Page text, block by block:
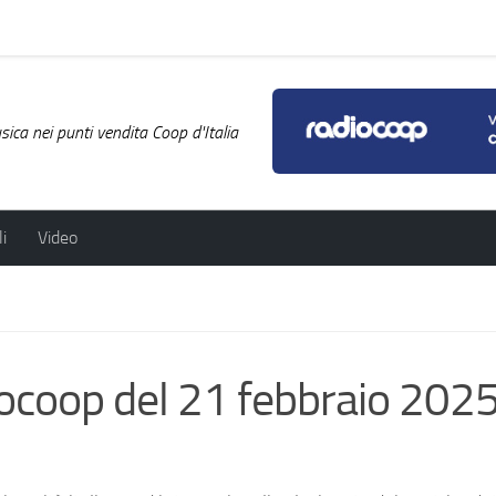
nei punti vendita Coop d'Italia
Video
del 21 febbraio